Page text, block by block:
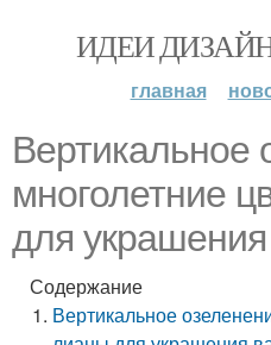
ИДЕИ
главная
Вертикальное
многолетние
для
Содержание
Вертикальное